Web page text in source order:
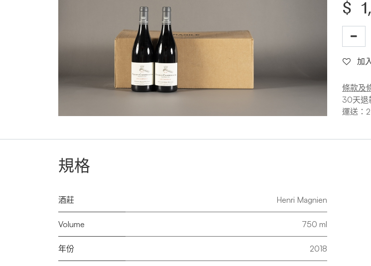
$
加
條款及
30天退
運送：
規格
酒莊 Henri Magnien
Volume 750 ml
年份 2018